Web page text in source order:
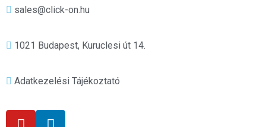
sales@click-on.hu
1021 Budapest, Kuruclesi út 14.
Adatkezelési Tájékoztató